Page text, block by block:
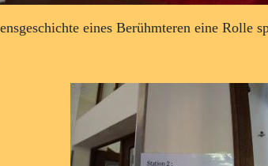
eines Berühmteren eine Rolle